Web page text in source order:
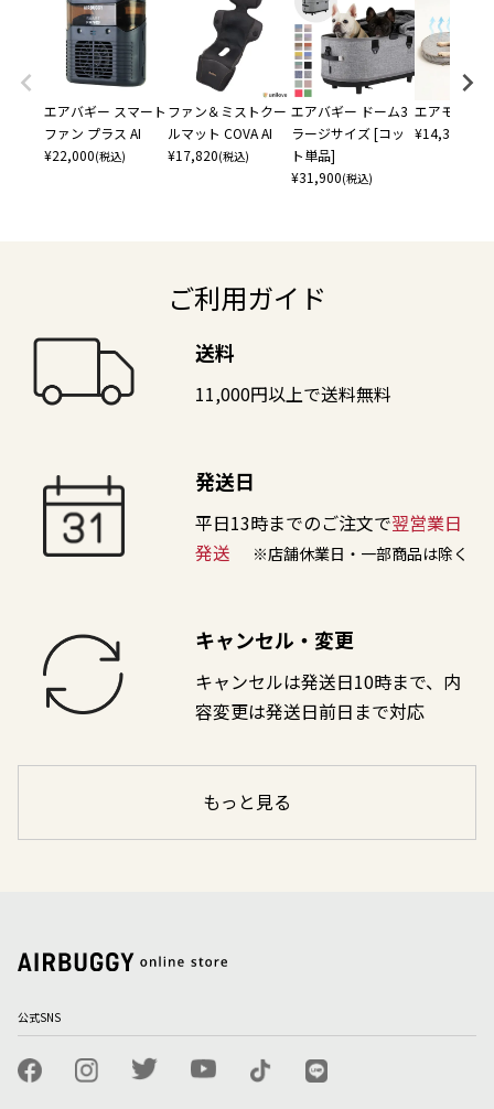
エアバギー スマート
ファン プラス AI
¥22,000(税込)
ファン＆ミストクー
ルマット COVA AI
¥17,820(税込)
エアバギー ドーム3
ラージサイズ [コッ
ト単品]
¥31,900(税込)
エアモン ペ
¥14,300
ご利用ガイド
送料
11,000円以上で送料無料
発送日
平日13時までのご注文で翌営業日
発送
※店舗休業日・一部商品は除く
キャンセル・変更
キャンセルは発送日10時まで、内
容変更は発送日前日まで対応
もっと見る
公式SNS